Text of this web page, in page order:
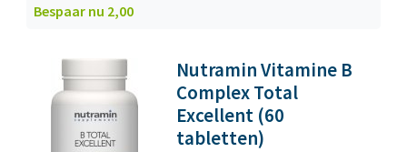
Bespaar nu 2,00
Nutramin Vitamine B
Complex Total
Excellent (60
tabletten)